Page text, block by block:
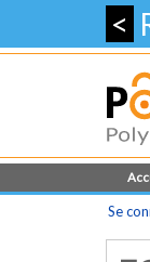
<
Se